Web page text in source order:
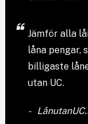
Jämför alla
låna pengar,
billigaste
utan UC.